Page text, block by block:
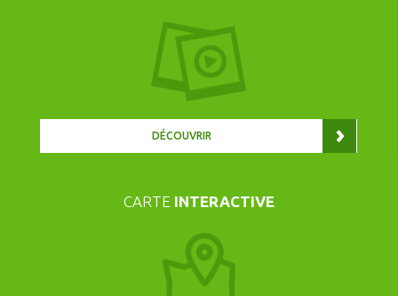
DÉCOUVRIR
CARTE INTERACTIVE